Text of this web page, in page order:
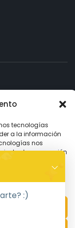
tecnologías
a la información
nos
de navegación
o retirar el
a ciertas
A
:)